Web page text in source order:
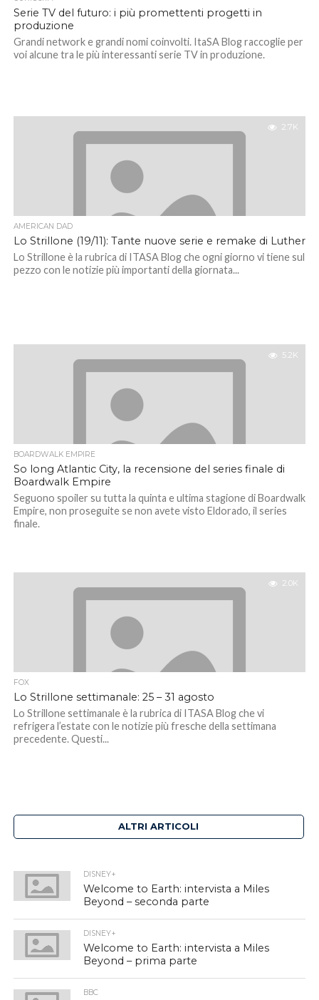
Serie TV del futuro: i più promettenti progetti in
produzione
Grandi network e grandi nomi coinvolti. ItaSA Blog raccoglie per
voi alcune tra le più interessanti serie TV in produzione.
2.7K
AMERICAN DAD
Lo Strillone (19/11): Tante nuove serie e remake di Luther
Lo Strillone è la rubrica di ITASA Blog che ogni giorno vi tiene sul
pezzo con le notizie più importanti della giornata...
5.2K
BOARDWALK EMPIRE
So long Atlantic City, la recensione del series finale di
Boardwalk Empire
Seguono spoiler su tutta la quinta e ultima stagione di Boardwalk
Empire, non proseguite se non avete visto Eldorado, il series
finale.
2.0K
FOX
Lo Strillone settimanale: 25 – 31 agosto
Lo Strillone settimanale è la rubrica di ITASA Blog che vi
refrigera l’estate con le notizie più fresche della settimana
precedente. Questi...
ALTRI ARTICOLI
DISNEY+
Welcome to Earth: intervista a Miles
Beyond – seconda parte
DISNEY+
Welcome to Earth: intervista a Miles
Beyond – prima parte
BBC